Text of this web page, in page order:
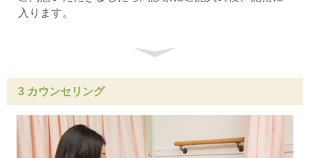
入ります。
3 カウンセリング